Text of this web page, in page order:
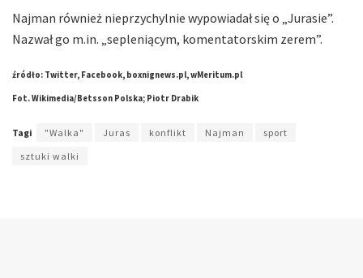
Najman również nieprzychylnie wypowiadał się o „Jurasie”.
Nazwał go m.in. „sepleniącym, komentatorskim zerem”.
źródło: Twitter, Facebook, boxnignews.pl, wMeritum.pl
Fot. Wikimedia/Betsson Polska; Piotr Drabik
Tagi "Walka" Juras konflikt Najman
sport
sztuki walki